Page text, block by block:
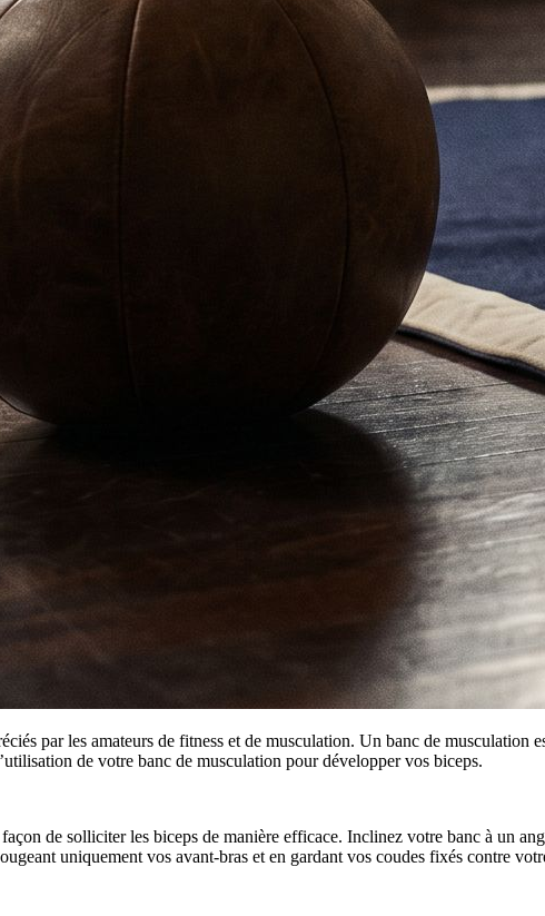
par les amateurs de fitness et de musculation. Un banc de musculation
de votre banc de musculation pour développer vos biceps.
de solliciter les biceps de manière efficace. Inclinez votre banc à un
uniquement vos avant-bras et en gardant vos coudes fixés contre